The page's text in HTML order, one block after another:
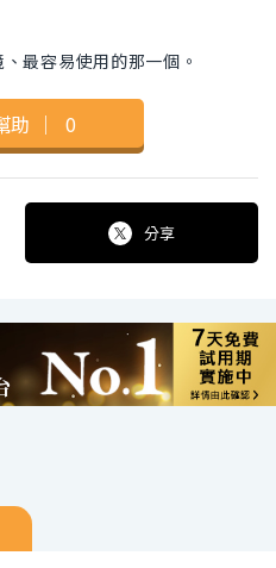
最容易使用的那一個。
助 ｜ 0
分享